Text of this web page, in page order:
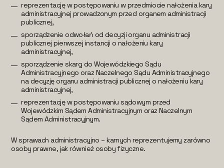
reprezentację w postępowaniu w przedmiocie nałożenia kary
administracyjnej prowadzonym przed organem administracji
publicznej,
sporządzenie odwołań od decyzji organu administracji
publicznej pierwszej instancji o nałożeniu kary
administracyjnej,
sporządzenie skarg do Wojewódzkiego Sądu
Administracyjnego oraz Naczelnego Sądu Administracyjnego
na decyzję organu administracji publicznej o nałożeniu kary
administracyjnej,
reprezentację w postępowaniu sądowym przed
Wojewódzkim Sądem Administracyjnym oraz Naczelnym
Sądem Administracyjnym.
W sprawach administracyjno – karnych reprezentujemy zarówno
osoby prawne, jak również osoby fizyczne.